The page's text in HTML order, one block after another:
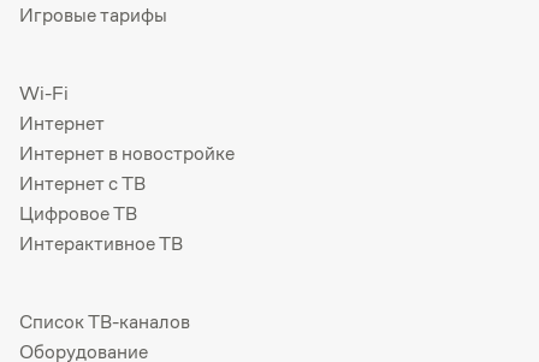
Игровые тарифы
Wi-Fi
Интернет
Интернет в новостройке
Интернет с ТВ
Цифровое ТВ
Интерактивное ТВ
Список ТВ-каналов
Оборудование